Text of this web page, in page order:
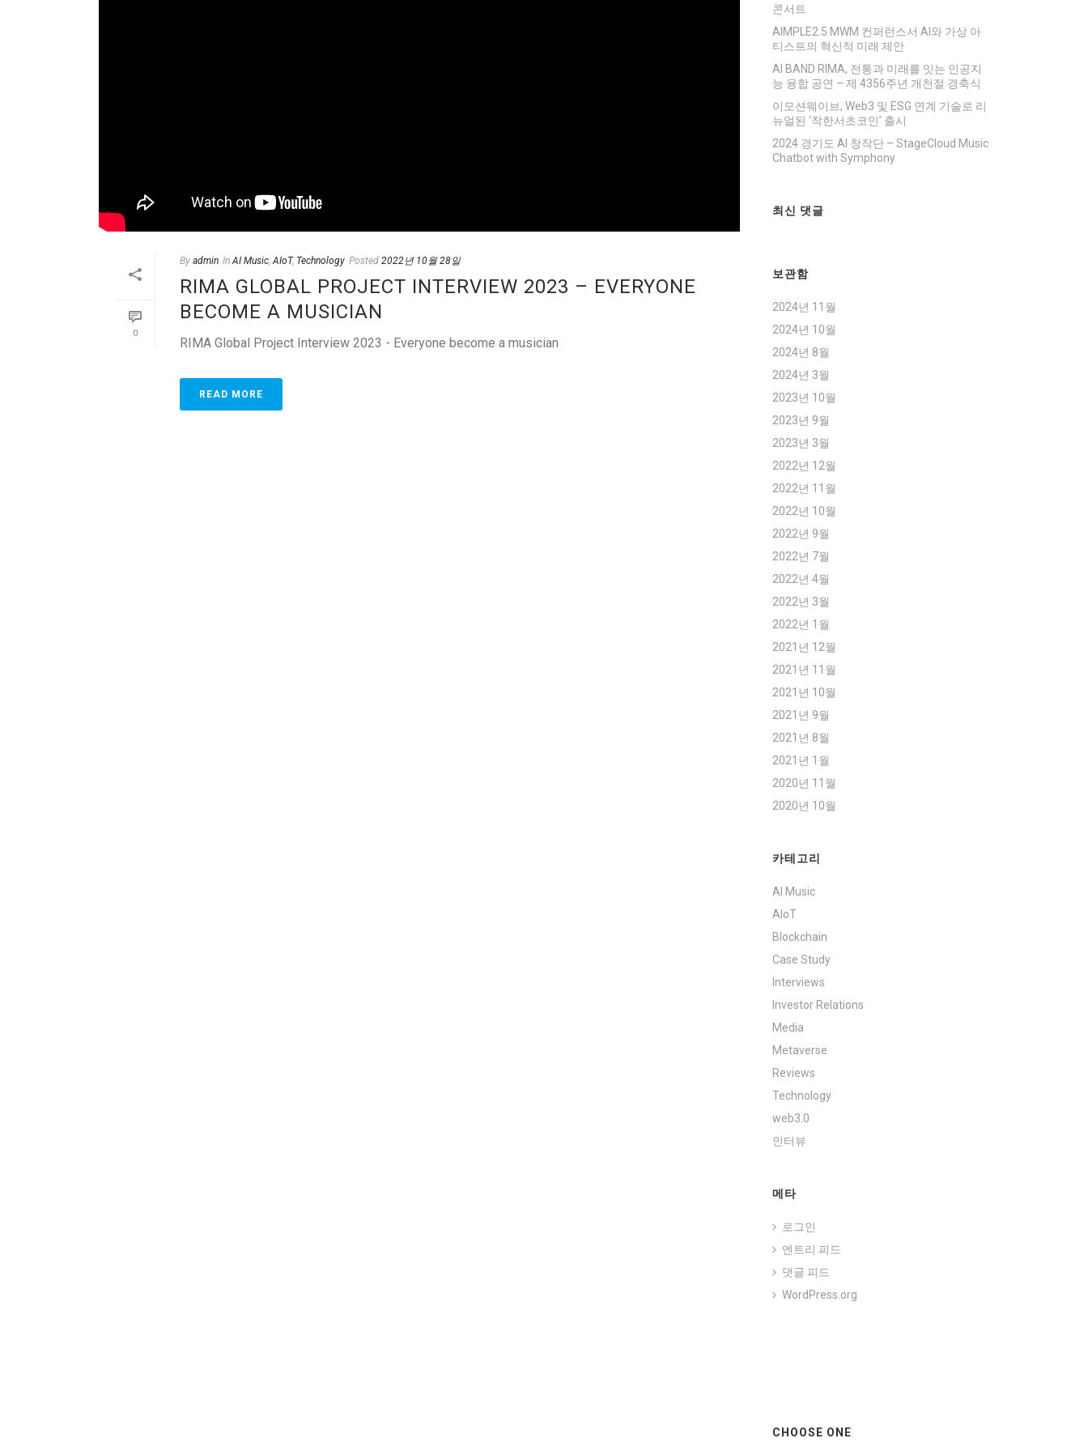
0
By admin In AI Music AIoT, Technology Posted 2022년 10월 28일
RIMA GLOBAL PROJECT INTERVIEW 2023 – EVERYONE
BECOME A MUSICIAN
RIMA Global Project Interview 2023 - Everyone become a musician
READ MORE
콘서트
AIMPLE2.5 MWM 컨퍼런스서 AI와 가상 아
티스트의 혁신적 미래 제안
AI BAND RIMA, 전통과 미래를 잇는 인공지
능 융합 공연 – 제 4356주년 개천절 경축식
이모션웨이브, Web3 및 ESG 연계 기술로 리
뉴얼된 ‘착한서초코인’ 출시
2024 경기도 AI 창작단 – StageCloud Music
Chatbot with Symphony
최신 댓글
보관함
2024년 11월
2024년 10월
2024년 8월
2024년 3월
2023년 10월
2023년 9월
2023년 3월
2022년 12월
2022년 11월
2022년 10월
2022년 9월
2022년 7월
2022년 4월
2022년 3월
2022년 1월
2021년 12월
2021년 11월
2021년 10월
2021년 9월
2021년 8월
2021년 1월
2020년 11월
2020년 10월
카테고리
AI Music
AIoT
Blockchain
Case Study
Interviews
Investor Relations
Media
Metaverse
Reviews
Technology
web3.0
인터뷰
메타
로그인
엔트리 피드
댓글 피드
WordPress.org
CHOOSE ONE